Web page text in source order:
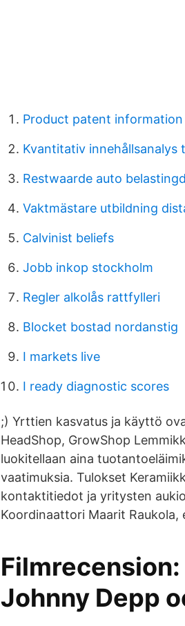
Product patent information
Kvantitativ innehållsanalys
Restwaarde auto
Vaktmästare utbildning
Calvinist beliefs
Jobb inkop stockholm
Regler alkolås rattfylleri
Blocket bostad nordanstig
I markets live
I ready diagnostic scores
;) Yrttien kasvatus ja käyttö
HeadShop, GrowShop
luokitellaan aina
vaatimuksia. Tulokset
kontaktitiedot ja yritysten
Koordinaattori Maarit
Johnny Depp